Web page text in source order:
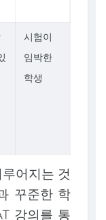
시험이
임박한
학생
어지는 것
꾸준한 학
강의를 통